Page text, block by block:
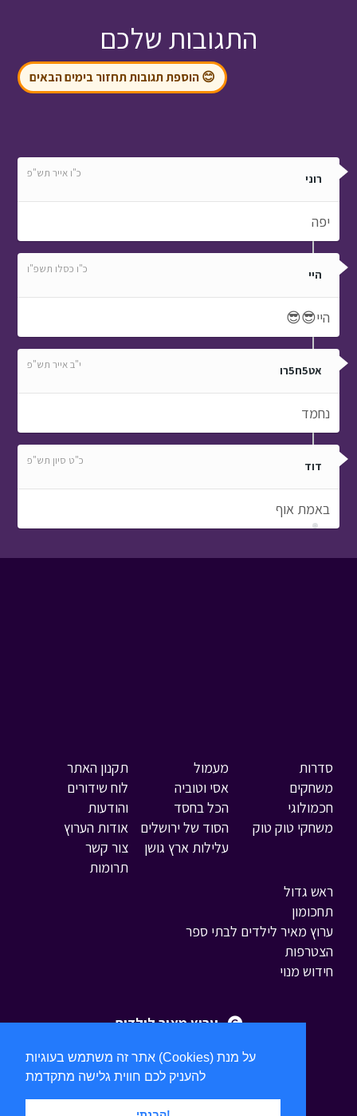
אתר זה משתמש בעוגיות (Cookies) על מנת
התגובות שלכם
😊 הוספת תגובות תחזור בימים הבאים
רוני כ"ו אייר תש"פ
יפה
היי כ"ו כסלו תשפ"ו
היי😎😎
אט5ח5רו י"ב אייר תש"פ
נחמד
דוד כ"ט סיון תש"פ
באמת אוף
סדרות
משחקים
חכמולוגי
משחקי טוק טוק
מעמול
אסי וטוביה
הכל בחסד
הסוד של ירושלים
עלילות ארץ גושן
ראש גדול
תחכומון
ערוץ מאיר לילדים לבתי ספר
הצטרפות
חידוש מנוי
תקנון האתר
לוח שידורים
והודעות
אודות הערוץ
צור קשר
תרומות
ערוץ מאיר לילדים